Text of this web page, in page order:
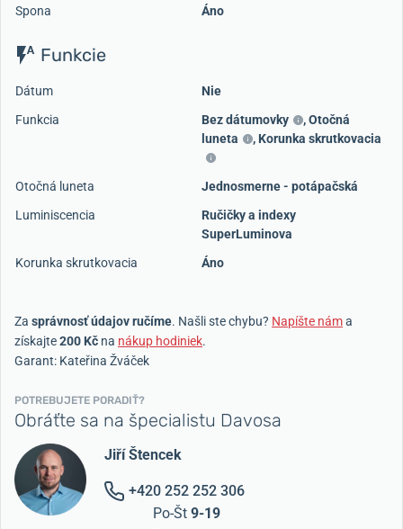
Spona
Áno
Funkcie
Dátum
Nie
Funkcia
Bez dátumovky ,Otočná
luneta
, Korunka skrutkovacia
Otočná luneta
Jednosmerne - potápačská
Luminiscencia
Ručičky a indexy
SuperLuminova
Korunka skrutkovacia
Áno
Za správnosť údajov ručíme. Našli ste chybu? Napíšte náma
získajte200 Kč na nákup hodiniek.
Garant: Kateřina Žváček
POTREBUJETE PORADIŤ?
Obráťte sa na špecialistu Davosa
Jiří Štencek
+420 252 252 306
Po-Št 9-19